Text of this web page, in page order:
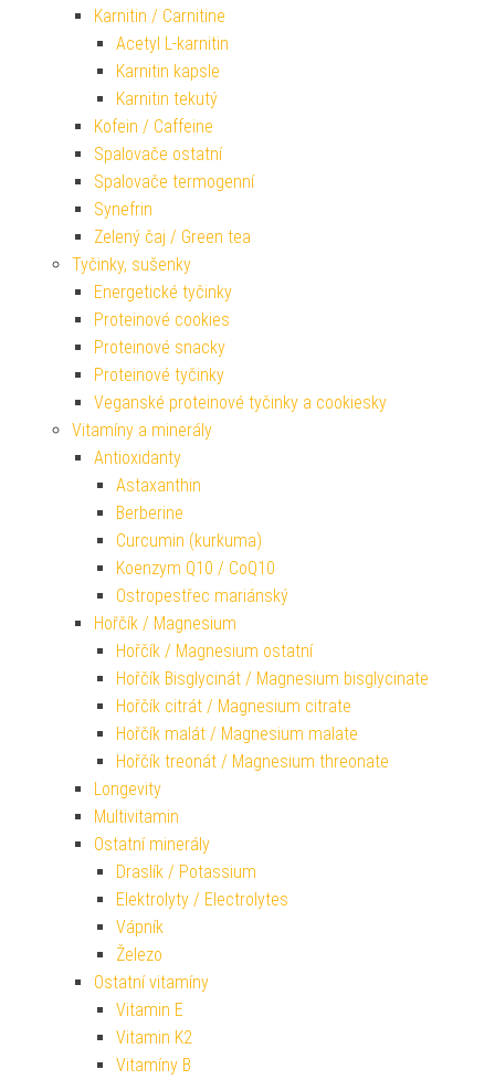
Karnitin / Carnitine
Acetyl L-karnitin
Karnitin kapsle
Karnitin tekutý
Kofein / Caffeine
Spalovače ostatní
Spalovače termogenní
Synefrin
Zelený čaj / Green tea
Tyčinky, sušenky
Energetické tyčinky
Proteinové cookies
Proteinové snacky
Proteinové tyčinky
Veganské proteinové tyčinky a cookiesky
Vitamíny a minerály
Antioxidanty
Astaxanthin
Berberine
Curcumin (kurkuma)
Koenzym Q10 / CoQ10
Ostropestřec mariánský
Hořčík / Magnesium
Hořčík / Magnesium ostatní
Hořčík Bisglycinát / Magnesium bisglycinate
Hořčík citrát / Magnesium citrate
Hořčík malát / Magnesium malate
Hořčík treonát / Magnesium threonate
Longevity
Multivitamin
Ostatní minerály
Draslík / Potassium
Elektrolyty / Electrolytes
Vápník
Železo
Ostatní vitamíny
Vitamin E
Vitamin K2
Vitamíny B